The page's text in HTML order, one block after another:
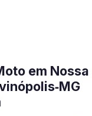
em Nossa